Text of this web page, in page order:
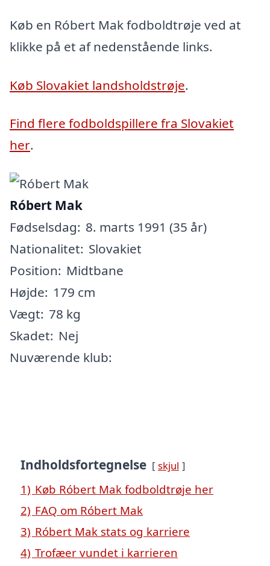
Køb en Róbert Mak fodboldtrøje ved at
klikke på et af nedenstående links.
Køb Slovakiet landsholdstrøje.
Find flere fodboldspillere fra Slovakiet
her.
Róbert Mak
Fødselsdag: 8. marts 1991 (35 år)
Nationalitet: Slovakiet
Position: Midtbane
Højde: 179 cm
Vægt: 78 kg
Skadet: Nej
Nuværende klub:
Indholdsfortegnelse skjul
1) Køb Róbert Mak fodboldtrøje her
2) FAQ om Róbert Mak
3) Róbert Mak stats og karriere
4) Trofæer vundet i karrieren